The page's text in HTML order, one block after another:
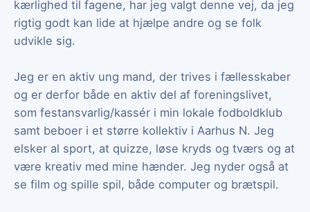
kærlighed til fagene, har jeg valgt denne vej, da jeg
rigtig godt kan lide at hjælpe andre og se folk
udvikle sig.
Jeg er en aktiv ung mand, der trives i fællesskaber
og er derfor både en aktiv del af foreningslivet,
som festansvarlig/kassér i min lokale fodboldklub
samt beboer i et større kollektiv i Aarhus N. Jeg
elsker al sport, at quizze, løse kryds og tværs og at
være kreativ med mine hænder. Jeg nyder også at
se film og spille spil, både computer og brætspil.